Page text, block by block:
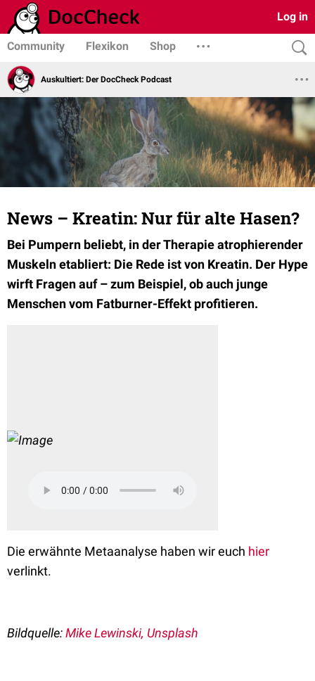
Log in
Community Flexikon Shop
Auskultiert: Der DocCheck Podcast
News – Kreatin: Nur für alte Hasen?
Bei Pumpern beliebt, in der Therapie atrophierender
Muskeln etabliert: Die Rede ist von Kreatin. Der Hype
wirft Fragen auf – zum Beispiel, ob auch junge
Menschen vom Fatburner-Effekt profitieren.
Die erwähnte Metaanalyse haben wir euch hier
verlinkt.
Bildquelle:Mike Lewinski, Unsplash